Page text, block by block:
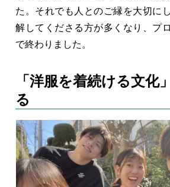
た。それでも人とのご縁を大切に
解してくださる方が多くなり、プ
で終わりました。
「洋服を着続ける文化
る